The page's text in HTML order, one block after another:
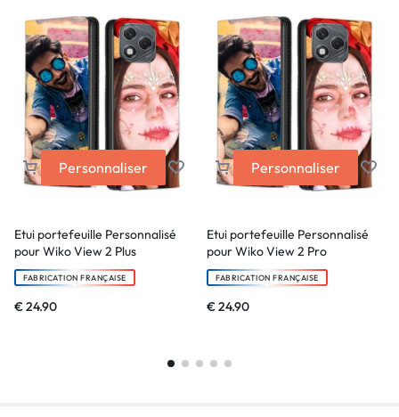
Personnaliser
Etui portefeuille Personnalisé
pour Wiko View 2 Plus
FABRICATION FRANÇAISE
€24.90
Personnaliser
Etui portefeuille Personnalisé
pour Wiko View 2 Pro
FABRICATION FRANÇAISE
€24.90